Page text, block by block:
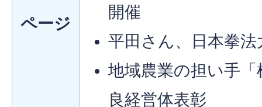
ページ
開催
平田さん、日本拳
地域農業の担い手
良経営体表彰